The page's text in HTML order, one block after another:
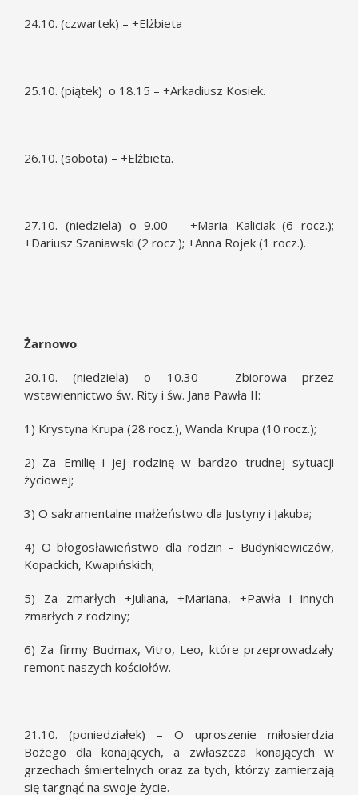
24.10. (czwartek) – +Elżbieta
25.10. (piątek) o 18.15 – +Arkadiusz Kosiek.
26.10. (sobota) – +Elżbieta.
27.10. (niedziela) o 9.00 – +Maria Kaliciak (6 rocz.);
+Dariusz Szaniawski (2 rocz.); +Anna Rojek (1 rocz.).
Żarnowo
20.10. (niedziela) o 10.30 – Zbiorowa przez
wstawiennictwo św. Rity i św. Jana Pawła II:
1) Krystyna Krupa (28 rocz.), Wanda Krupa (10 rocz.);
2) Za Emilię i jej rodzinę w bardzo trudnej sytuacji
życiowej;
3) O sakramentalne małżeństwo dla Justyny i Jakuba;
4) O błogosławieństwo dla rodzin – Budynkiewiczów,
Kopackich, Kwapińskich;
5) Za zmarłych +Juliana, +Mariana, +Pawła i innych
zmarłych z rodziny;
6) Za firmy Budmax, Vitro, Leo, które przeprowadzały
remont naszych kościołów.
21.10. (poniedziałek) – O uproszenie miłosierdzia
Bożego dla konających, a zwłaszcza konających w
grzechach śmiertelnych oraz za tych, którzy zamierzają
się targnąć na swoje życie.